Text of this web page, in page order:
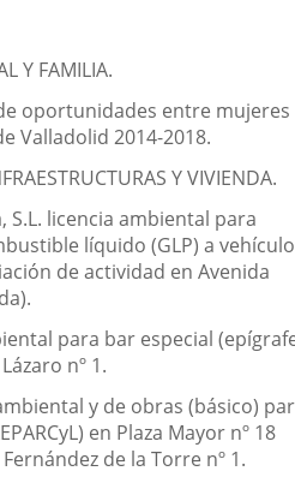
Y FAMILIA.
oportunidades entre mujeres
Valladolid 2014-2018.
Y VIVIENDA.
S.L. licencia ambiental para
líquido (GLP) a
de actividad en Avenida
para bar especial
nº 1.
y de obras (básico)
en Plaza Mayor nº 18
de la Torre nº 1.